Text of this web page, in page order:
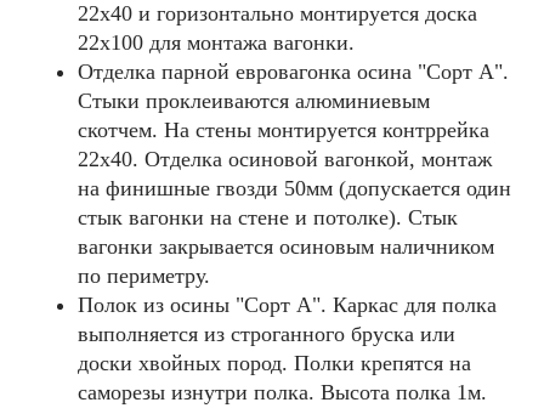
22х40 и горизонтально монтируется доска
22х100 для монтажа вагонки.
Отделка парной евровагонка осина "Сорт А".
Стыки проклеиваются алюминиевым
скотчем. На стены монтируется контррейка
22х40. Отделка осиновой вагонкой, монтаж
на финишные гвозди 50мм (допускается один
стык вагонки на стене и потолке). Стык
вагонки закрывается осиновым наличником
по периметру.
Полок из осины "Cорт А". Каркас для полка
выполняется из строганного бруска или
доски хвойных пород. Полки крепятся на
саморезы изнутри полка. Высота полка 1м.